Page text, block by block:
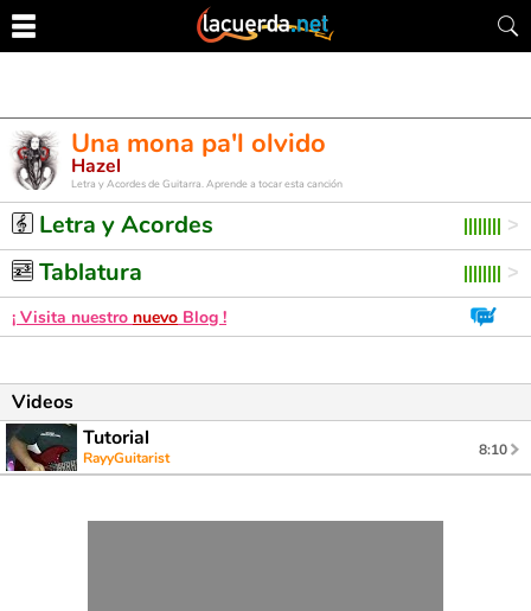
Una mona pa'l olvido
Hazel
Letra y Acordes de Guitarra. Aprende a tocar esta canción
Letra y Acordes
Tablatura
¡ Visita nuestro nuevo Blog !
Videos
Tutorial
RayyGuitarist 8:10